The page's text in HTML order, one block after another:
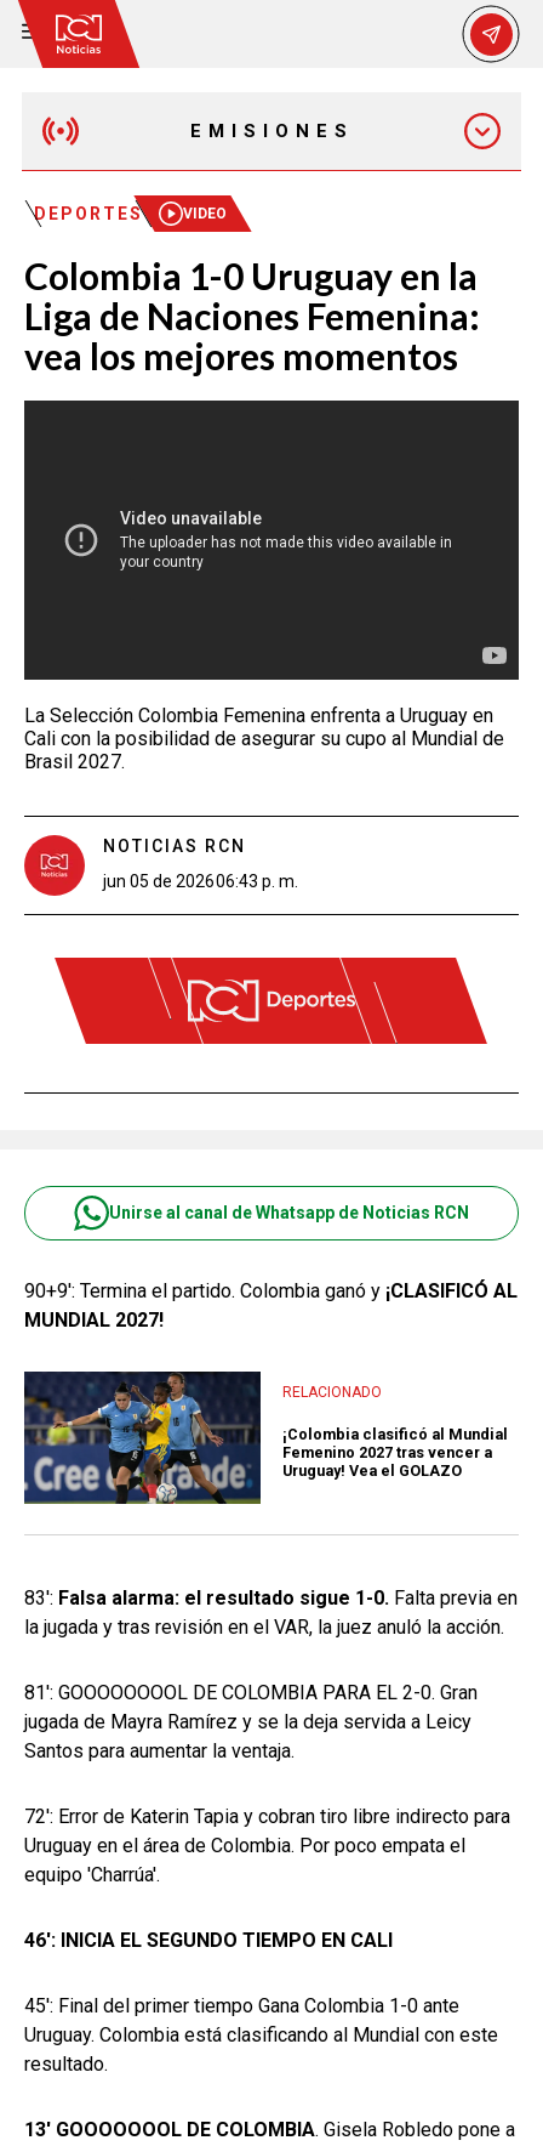
EMISIONES
EMISIÓN 12:30 PM
EMISIÓN 7:00 PM
DEPORTES VIDEO
Colombia 1-0 Uruguay en la
Liga de Naciones Femenina:
vea los mejores momentos
La Selección Colombia Femenina enfrenta a Uruguay en
Cali con la posibilidad de asegurar su cupo al Mundial de
Brasil 2027.
NOTICIAS RCN
jun 05 de 202606:43 p. m.
Unirse al canal de Whatsapp de Noticias RCN
90+9': Termina el partido. Colombia ganó y ¡CLASIFICÓ AL
MUNDIAL 2027!
RELACIONADO
¡Colombia clasificó al Mundial
Femenino 2027 tras vencer a
Uruguay! Vea el GOLAZO
83': Falsa alarma: el resultado sigue 1-0. Falta previa en
la jugada y tras revisión en el VAR, la juez anuló la acción.
81': GOOOOOOOOL DE COLOMBIA PARA EL 2-0. Gran
jugada de Mayra Ramírez y se la deja servida a Leicy
Santos para aumentar la ventaja.
72': Error de Katerin Tapia y cobran tiro libre indirecto para
Uruguay en el área de Colombia. Por poco empata el
equipo 'Charrúa'.
46': INICIA EL SEGUNDO TIEMPO EN CALI
45': Final del primer tiempo Gana Colombia 1-0 ante
Uruguay. Colombia está clasificando al Mundial con este
resultado.
13' GOOOOOOOL DE COLOMBIA. Gisela Robledo pone a